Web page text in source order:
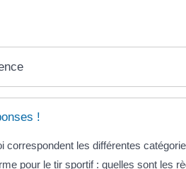
!
correspondent les différentes
pour le tir sportif : quelles sont les